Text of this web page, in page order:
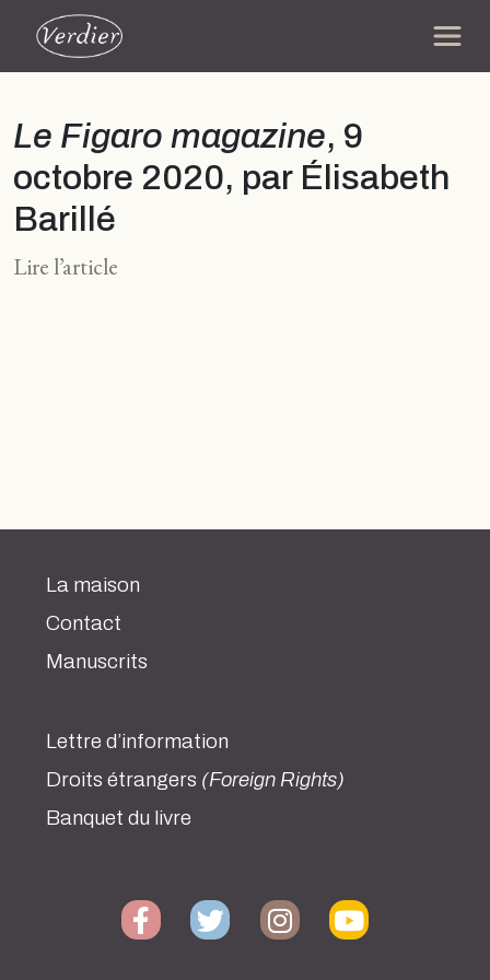
Le Figaro magazine, 9
octobre 2020, par Élisabeth
Barillé
Lire l’article
La maison
Contact
Manuscrits
Lettre d’information
Droits étrangers (Foreign Rights)
Banquet du livre